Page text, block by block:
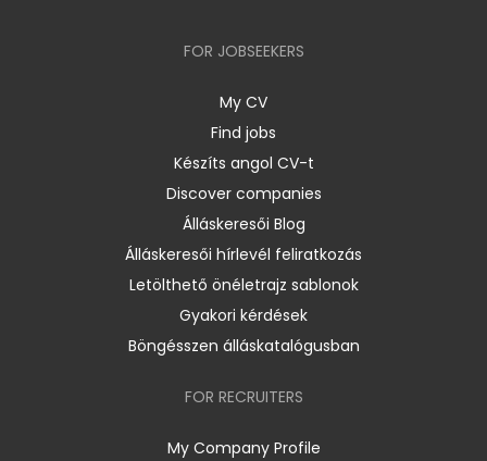
FOR JOBSEEKERS
My CV
Find jobs
Készíts angol CV-t
Discover companies
Álláskeresői Blog
Álláskeresői hírlevél feliratkozás
Letölthető önéletrajz sablonok
Gyakori kérdések
Böngésszen álláskatalógusban
FOR RECRUITERS
My Company Profile